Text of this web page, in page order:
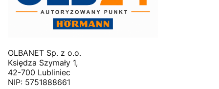
OLBANET Sp. z o.o.
Księdza Szymały 1,
42-700 Lubliniec
NIP: 5751888661